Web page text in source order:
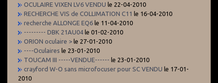
OCULAIRE VIXEN LV6 VENDU le 22-04-2010
RECHERCHE VIS de COLLIMATION C11 le 16-04-2010
recherche ALLONGE EQ6 le 11-04-2010
--------- DBK 21AU04 le 01-02-2010
ORION oculaire > le 27-01-2010
----Oculaires le 23-01-2010
TOUCAM III -----VENDUE------ le 23-01-2010
crayford W-O sans microfocuser pour SC VENDU le 17-01-
2010